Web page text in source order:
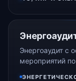
Энергоаудит с
мероприятий